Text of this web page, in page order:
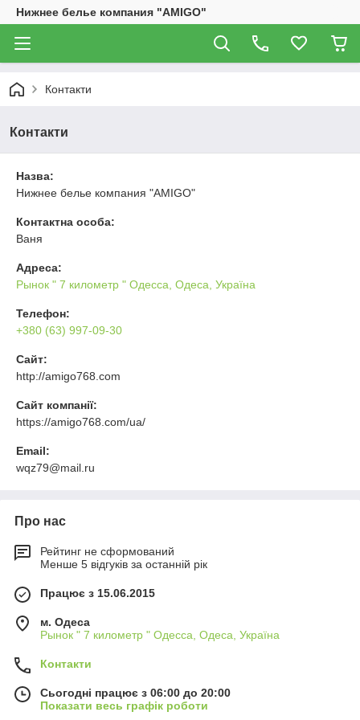
Нижнее белье компания "AMIGO"
Контакти
Контакти
Назва:
Нижнее белье компания "AMIGO"
Контактна особа:
Ваня
Адреса:
Рынок " 7 километр " Одесса, Одеса, Україна
Телефон:
+380 (63) 997-09-30
Сайт:
http://amigo768.com
Сайт компанії:
https://amigo768.com/ua/
Email:
wqz79@mail.ru
Про нас
Рейтинг не сформований
Менше 5 відгуків за останній рік
Працює з 15.06.2015
м. Одеса
Рынок " 7 километр " Одесса, Одеса, Україна
Контакти
Сьогодні працює з 06:00 до 20:00
Показати весь графік роботи